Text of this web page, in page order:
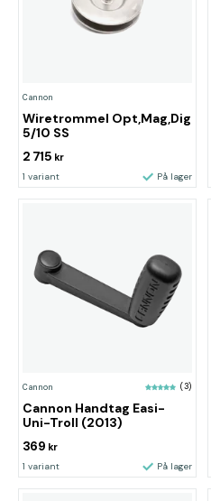
Cannon
Wiretrommel Opt,Mag,Dig
5/10 SS
2 715 kr
1 variant På lager
Cannon (3)
Cannon Handtag Easi-
Uni-Troll (2013)
369 kr
1 variant På lager